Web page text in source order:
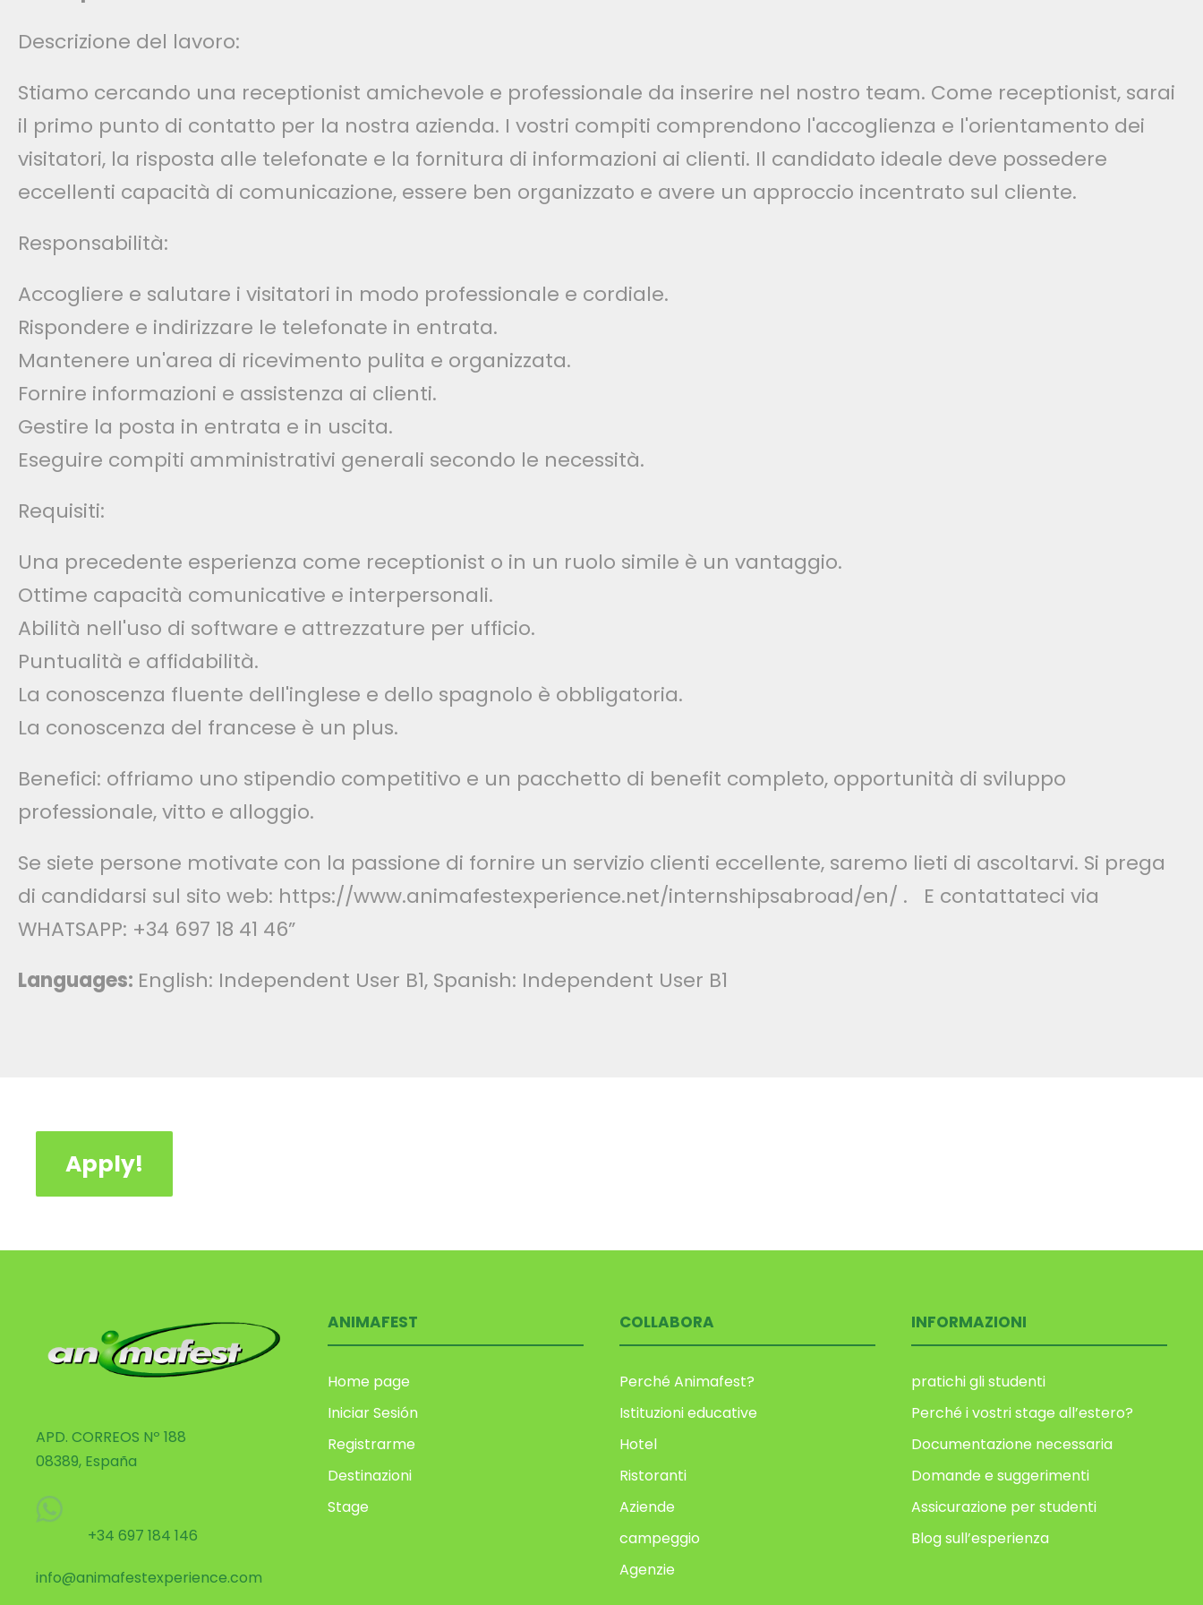
Descrizione del lavoro:
Stiamo cercando una receptionist amichevole e professionale da inserire nel nostro team. Come receptionist, sarai
il primo punto di contatto per la nostra azienda. I vostri compiti comprendono l'accoglienza e l'orientamento dei
visitatori, la risposta alle telefonate e la fornitura di informazioni ai clienti. Il candidato ideale deve possedere
eccellenti capacità di comunicazione, essere ben organizzato e avere un approccio incentrato sul cliente.
Responsabilità:
Accogliere e salutare i visitatori in modo professionale e cordiale.
Rispondere e indirizzare le telefonate in entrata.
Mantenere un'area di ricevimento pulita e organizzata.
Fornire informazioni e assistenza ai clienti.
Gestire la posta in entrata e in uscita.
Eseguire compiti amministrativi generali secondo le necessità.
Requisiti:
Una precedente esperienza come receptionist o in un ruolo simile è un vantaggio.
Ottime capacità comunicative e interpersonali.
Abilità nell'uso di software e attrezzature per ufficio.
Puntualità e affidabilità.
La conoscenza fluente dell'inglese e dello spagnolo è obbligatoria.
La conoscenza del francese è un plus.
Benefici: offriamo uno stipendio competitivo e un pacchetto di benefit completo, opportunità di sviluppo
professionale, vitto e alloggio.
Se siete persone motivate con la passione di fornire un servizio clienti eccellente, saremo lieti di ascoltarvi. Si prega
di candidarsi sul sito web: https://www.animafestexperience.net/internshipsabroad/en/ . E contattateci via
WHATSAPP: +34 697 18 41 46”
Languages: English: Independent User B1, Spanish: Independent User B1
Apply!
APD. CORREOS Nº 188
08389, España
+34 697 184 146
info@animafestexperience.com
ANIMAFEST
Home page
Iniciar Sesión
Registrarme
Destinazioni
Stage
COLLABORA
Perché Animafest?
Istituzioni educative
Hotel
Ristoranti
Aziende
campeggio
Agenzie
INFORMAZIONI
pratichi gli studenti
Perché i vostri stage all’estero?
Documentazione necessaria
Domande e suggerimenti
Assicurazione per studenti
Blog sull’esperienza